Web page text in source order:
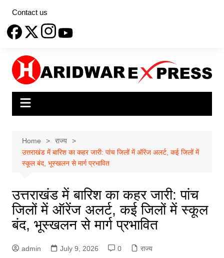
content
Contact us
Home
राज्य
उत्तराखंड में बारिश का कहर जारी: पांच जिलों में ऑरेंज अलर्ट, कई जिलों में
स्कूल बंद, भूस्खलन से मार्ग प्रभावित
उत्तराखंड में बारिश का कहर जारी: पांच
जिलों में ऑरेंज अलर्ट, कई जिलों में स्कूल
बंद, भूस्खलन से मार्ग प्रभावित
admin July 9, 2026 0 राज्य